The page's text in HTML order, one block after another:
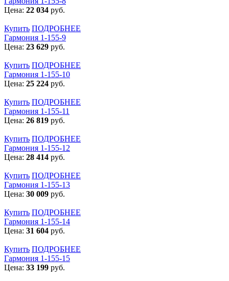
Цена: 22 034 руб.
Купить ПОДРОБНЕЕ
Гармония 1-155-9
Цена: 23 629 руб.
Купить ПОДРОБНЕЕ
Гармония 1-155-10
Цена: 25 224 руб.
Купить ПОДРОБНЕЕ
Гармония 1-155-11
Цена: 26 819 руб.
Купить ПОДРОБНЕЕ
Гармония 1-155-12
Цена: 28 414 руб.
Купить ПОДРОБНЕЕ
Гармония 1-155-13
Цена: 30 009 руб.
Купить ПОДРОБНЕЕ
Гармония 1-155-14
Цена: 31 604 руб.
Купить ПОДРОБНЕЕ
Гармония 1-155-15
Цена: 33 199 руб.